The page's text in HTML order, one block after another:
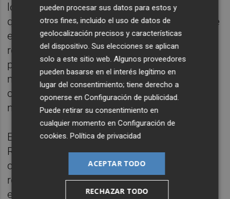
lo comprende Reyes: “Puede parecer que
quien tenga tiempo a pararse y pensar sobre
este tema es porque puede parar para ello”,
reflexiona, “o que realmente nadie quiere
pararse a pensar sobre este tema, hay
miedos que lo rodean y no siempre está en
conversación” a pesar de que sea algo que
nos incumbe a todos.
El proyecto abarca un "estudio de vida" de
Reyes, quien ya estuvo muy cercana al tema
cuando comenzó a trabajar en una
residencia de ancianos: “Vengo trabajada de
eso, allí estaba de auxiliar y tuve este tema
pueden procesar sus datos para estos y
otros fines, incluido el uso de datos de
geolocalización precisos y características
del dispositivo. Sus elecciones se aplican
solo a este sitio web. Algunos proveedores
pueden basarse en el interés legítimo en
lugar del consentimiento; tiene derecho a
oponerse enConfiguración de publicidad.
Puede retirar su consentimiento en
cualquier momento enConfiguración de
cookies.Política de privacidad
ACEPTAR TODO
RECHAZAR TODO